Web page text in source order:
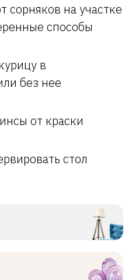
сорняков на участке
способы
в
без нее
от краски
стол